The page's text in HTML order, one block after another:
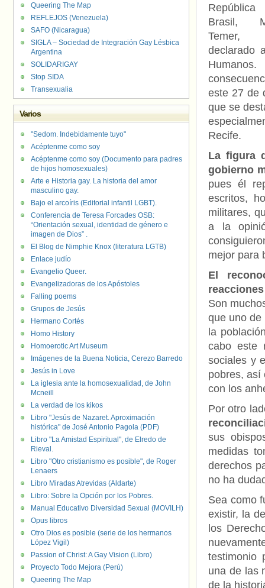
Brasil,
declarado
este 27 de
que se
Recife.
La figura
gobierno
pues él
escritos,
militares,
a la
mejor para
El
Son
que uno de
la
cabo este
sociales y
pobres, así
con los
Por otro
sus
medidas
derechos
no ha
Sea como
existir, la
los
testimonio
una de las
de la
Queering The Map
REFLEJOS (Venezuela)
SAFO (Nicaragua)
SIGLA – Sociedad de Integración Gay Lésbica
Argentina
SOLIDARIGAY
Stop SIDA
Transexualia
Varios
"Sedom. Indebidamente tuyo"
Acéptenme como soy
Acéptenme como soy (Documento para padres
de hijos homosexuales)
Arte e Historia gay. La historia del amor
masculino gay.
Bajo el arcoíris (Editorial infantil LGBT).
Conferencia de Teresa Forcades OSB:
“Orientación sexual, identidad de género e
imagen de Dios” .
El Blog de Nimphie Knox (literatura LGTB)
Enlace judío
Evangelio Queer.
Evangelizadoras de los Apóstoles
Falling poems
Grupos de Jesús
Hermano Cortés
Homo History
Homoerotic Art Museum
Imágenes de la Buena Noticia, Cerezo Barredo
Jesús in Love
La iglesia ante la homosexualidad, de John
Mcneill
La verdad de los kikos
Libro "Jesús de Nazaret. Aproximación
histórica" de José Antonio Pagola (PDF)
Libro "La Amistad Espiritual", de Elredo de
Rieval.
Libro "Otro cristianismo es posible", de Roger
Lenaers
Libro Miradas Atrevidas (Aldarte)
Libro: Sobre la Opción por los Pobres.
Manual Educativo Diversidad Sexual (MOVILH)
Opus libros
Otro Dios es posible (serie de los hermanos
López Vigil)
Passion of Christ: A Gay Vision (Libro)
Proyecto Todo Mejora (Perú)
Queering The Map